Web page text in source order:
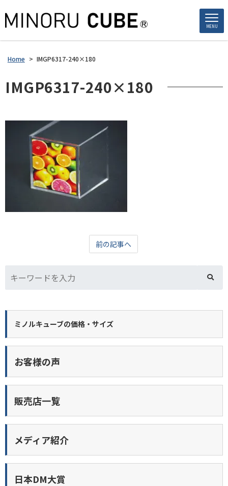
MENU
Home > IMGP6317-240×180
IMGP6317-240×180
前の記事へ
ミノルキューブの価格・サイズ
お客様の声
販売店一覧
メディア紹介
日本DM大賞